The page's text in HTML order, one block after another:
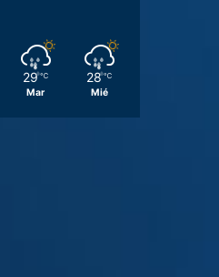
29 ℃
Mar
28 ℃
Mié